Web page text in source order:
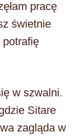
pracę
świetnie
w szwalni.
Sitare
zagląda w